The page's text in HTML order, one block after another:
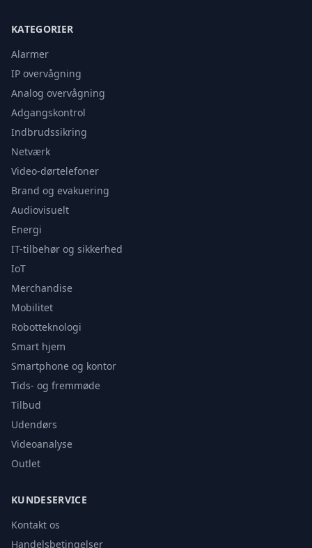
KATEGORIER
Alarmer
IP overvågning
Analog overvågning
Adgangskontrol
Indbrudssikring
Netværk
Video-dørtelefoner
Brand og evakuering
Audiovisuelt
Energi
IT-tilbehør og sikkerhed
IoT
Merchandise
Mobilitet
Robotteknologi
Smart hjem
Smartphone og kontor
Tids- og fremmøde
Tilbud
Udendørs
Videoanalyse
Outlet
KUNDESERVICE
Kontakt os
Handelsbetingelser